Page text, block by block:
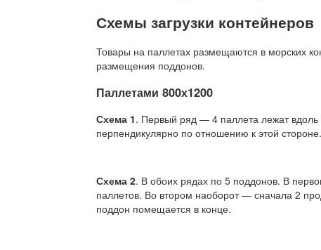
Схемы загрузки контейнеров
Товары на паллетах размещаются в морских
размещения поддонов.
Паллетами 800х1200
Схема 1. Первый ряд — 4 паллета лежат вдоль
перпендикулярно по отношению к этой
Схема 2. В обоих рядах по 5 поддонов. В
паллетов. Во втором наоборот — сначала 2
поддон помещается в конце.